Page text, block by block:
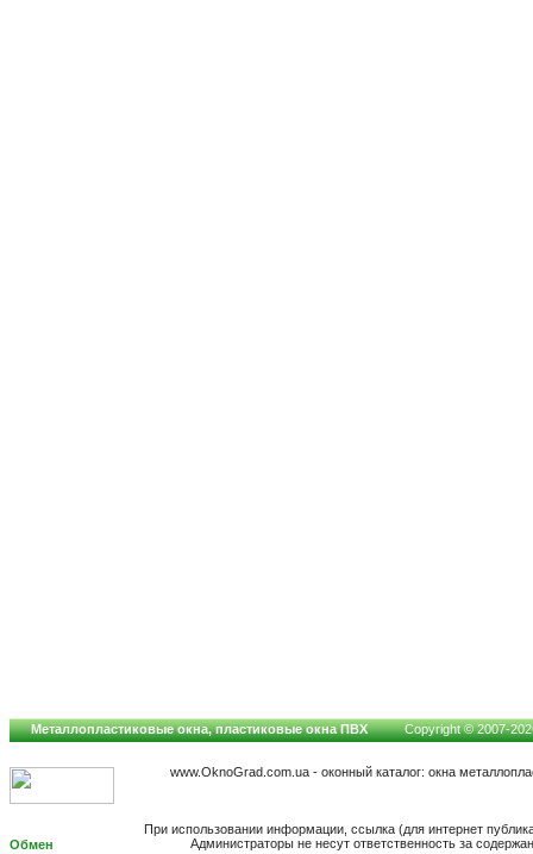
Металлопластиковые окна, пластиковые окна ПВХ Copyright © 2007-
www.OknoGrad.com.ua - оконный каталог: окна
При использовании информации, ссылка (для интернет
Администраторы не несут ответственность за
Обмен